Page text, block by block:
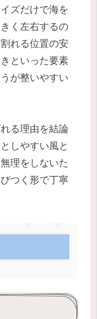
ズだけで海を
く左右するの
れる位置の安
といった要素
が整いやすい
る理由を結論
しやすい風と
理をしないた
つく形で丁寧